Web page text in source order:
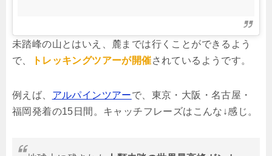
未踏峰の山とはいえ、麓までは行くことができるよう
で、
トレッキングツアーが開催されているようです。
例えば、 アルパインツアーで、東京・大阪・名古屋・
福岡発着の15日間。キャッチフレーズはこんな↓感じ。